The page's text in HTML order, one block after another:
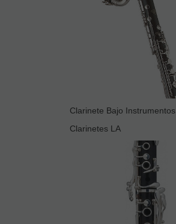
Clarinete Bajo Instrumentos
Clarinetes LA